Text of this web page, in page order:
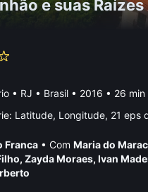
e suas
• RJ • Brasil • 2016 • 26 min
Latitude, Longitude, 21 eps
Franca • Com Maria do
, Zayda Moraes, Ivan